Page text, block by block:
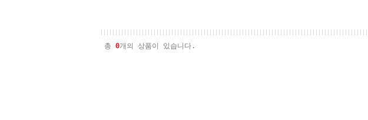
총 0개의 상품이 있습니다.